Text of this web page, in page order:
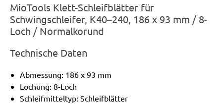
MioTools Klett-Schleifblätter für
Schwingschleifer, K40–240, 186 x 93 mm / 8-
Loch / Normalkorund
Technische Daten
Abmessung: 186 x 93 mm
Lochung: 8-Loch
Schleifmitteltyp: Schleifblätter